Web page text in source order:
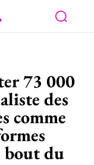
73 000
des
comme
bout du